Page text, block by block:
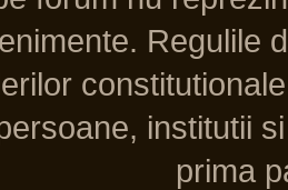
Regulile
institutii
prima